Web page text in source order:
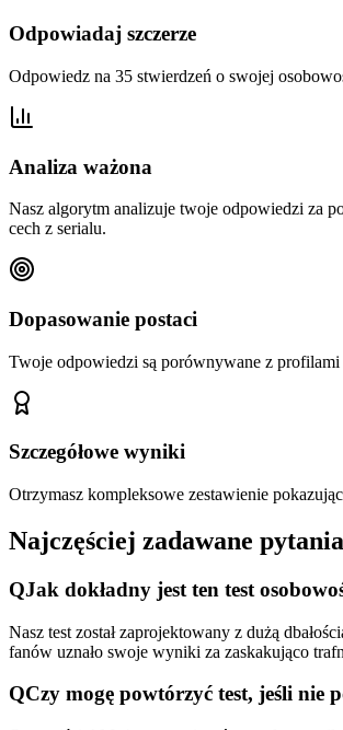
Odpowiadaj szczerze
Odpowiedz na 35 stwierdzeń o swojej
Analiza ważona
Nasz algorytm analizuje twoje odpowiedzi za
cech z serialu.
Dopasowanie postaci
Twoje odpowiedzi są porównywane z
Szczegółowe wyniki
Otrzymasz kompleksowe zestawienie
Najczęściej zadawane pytania
QJak dokładny jest ten test
Nasz test został zaprojektowany z dużą
fanów uznało swoje wyniki za zaskakująco
QCzy mogę powtórzyć test, jeśli nie